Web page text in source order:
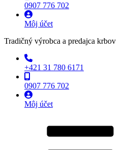
0907 776 702
Môj účet
Tradičný výrobca a predajca krbov
+421 31 780 6171
0907 776 702
Môj účet